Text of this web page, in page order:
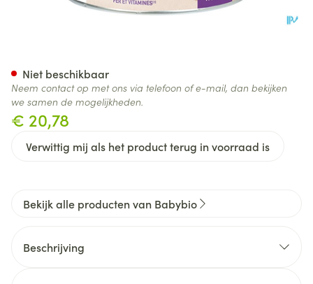
€ 20,78
Verwittig mij als het product terug in voorraad is
Niet beschikbaar
Neem contact op met ons via telefoon of e-mail, dan bekijken
we samen de mogelijkheden.
Bekijk alle producten van Babybio
Beschrijving